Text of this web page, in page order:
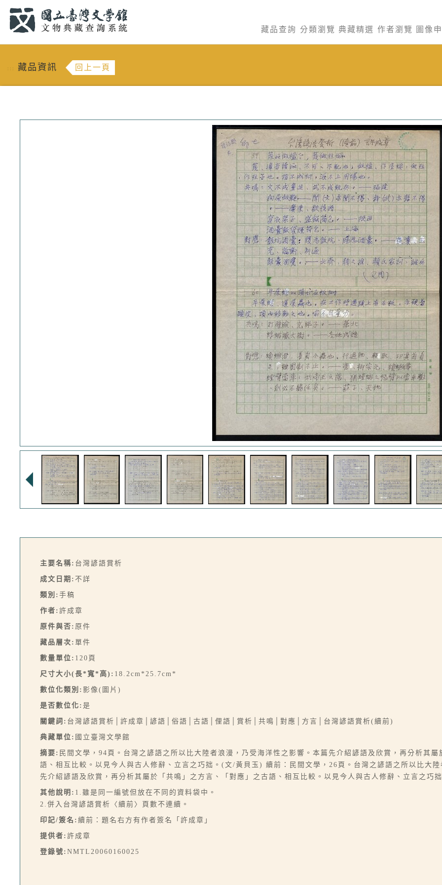
藏品查詢 分類瀏覽 典藏精選 作者瀏覽 圖像
::: 藏品資訊 回上一頁
主要名稱: 台灣諺語賞析
成文日期: 不詳
類別: 手稿
作者: 許成章
原件與否: 原件
藏品層次: 單件
數量單位: 120頁
尺寸大小(長*寬*高): 18.2cm*25.7cm*
數位化類別: 影像(圖片)
是否數位化: 是
關鍵詞: 台灣諺語賞析│許成章│諺語│俗語│古語│俚語│賞析│共鳴│對應│方言│台灣諺語賞析(續前)
典藏單位: 國立臺灣文學館
摘要: 民間文學，94頁。台灣之諺語之所以比大陸者浪漫，乃受海洋性之影響。本篇先介紹諺語及欣賞，再分析其
語、相互比較。以見今人與古人修辭、立言之巧拙。(文/黃貝玉) 續前：民間文學，26頁。台灣之諺語之所以比大
先介紹諺語及欣賞，再分析其屬於「共鳴」之方言、「對應」之古語、相互比較。以見今人與古人修辭、立言之巧
其他說明: 1.雖是同一編號但放在不同的資料袋中。
2.併入台灣諺語賞析〈續前〉頁數不連續。
印記/簽名: 續前：題名右方有作者簽名「許成章」
提供者: 許成章
登錄號: NMTL20060160025